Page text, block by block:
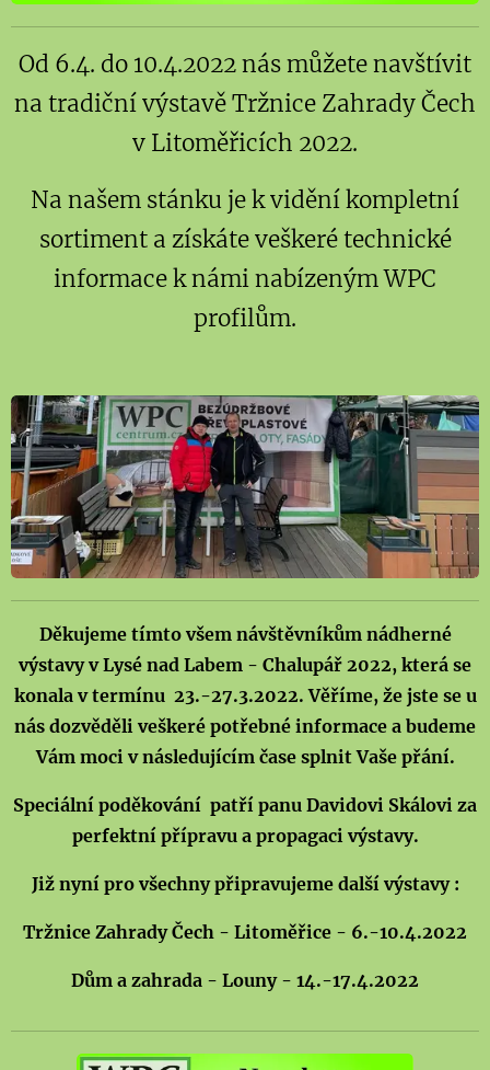
Od 6.4. do 10.4.2022 nás můžete navštívit
na tradiční výstavě Tržnice Zahrady Čech
v Litoměřicích 2022.
Na našem stánku je k vidění kompletní
sortiment a získáte veškeré technické
informace k námi nabízeným WPC
profilům.
Děkujeme tímto všem návštěvníkům nádherné
výstavy v Lysé nad Labem - Chalupář 2022, která se
konala v termínu 23.-27.3.2022. Věříme, že jste se u
nás dozvěděli veškeré potřebné informace a budeme
Vám moci v následujícím čase splnit Vaše přání.
Speciální poděkování patří panu Davidovi Skálovi za
perfektní přípravu a propagaci výstavy.
Již nyní pro všechny připravujeme další výstavy :
Tržnice Zahrady Čech - Litoměřice - 6.-10.4.2022
Dům a zahrada - Louny - 14.-17.4.2022